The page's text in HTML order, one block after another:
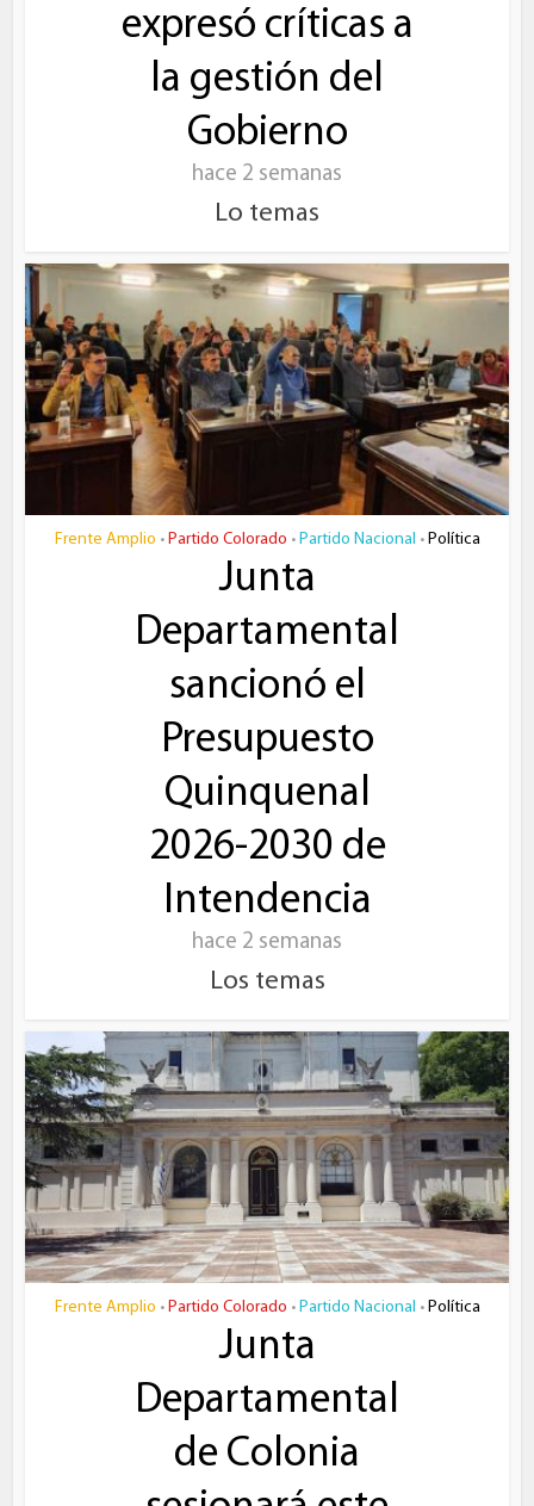
expresó críticas a
la gestión del
Gobierno
hace 2 semanas
Lo temas
Frente Amplio • Partido Colorado • Partido Nacional • Política
Junta
Departamental
sancionó el
Presupuesto
Quinquenal
2026-2030 de
Intendencia
hace 2 semanas
Los temas
Frente Amplio • Partido Colorado • Partido Nacional • Política
Junta
Departamental
de Colonia